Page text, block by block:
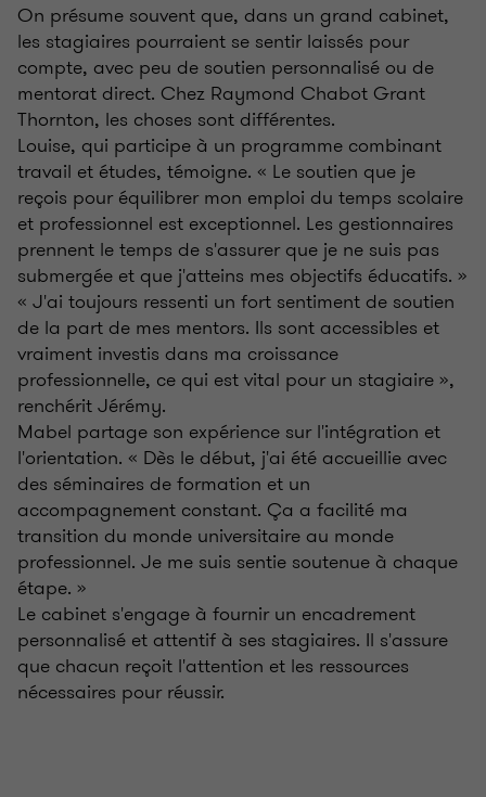
On présume souvent que, dans un grand cabinet,
les stagiaires pourraient se sentir laissés pour
compte, avec peu de soutien personnalisé ou de
mentorat direct. Chez Raymond Chabot Grant
Thornton, les choses sont différentes.
Louise, qui participe à un programme combinant
travail et études, témoigne. « Le soutien que je
reçois pour équilibrer mon emploi du temps scolaire
et professionnel est exceptionnel. Les gestionnaires
prennent le temps de s'assurer que je ne suis pas
submergée et que j'atteins mes objectifs éducatifs. »
« J'ai toujours ressenti un fort sentiment de soutien
de la part de mes mentors. Ils sont accessibles et
vraiment investis dans ma croissance
professionnelle, ce qui est vital pour un stagiaire »,
renchérit Jérémy.
Mabel partage son expérience sur l'intégration et
l'orientation. « Dès le début, j'ai été accueillie avec
des séminaires de formation et un
accompagnement constant. Ça a facilité ma
transition du monde universitaire au monde
professionnel. Je me suis sentie soutenue à chaque
étape. »
Le cabinet s'engage à fournir un encadrement
personnalisé et attentif à ses stagiaires. Il s'assure
que chacun reçoit l'attention et les ressources
nécessaires pour réussir.